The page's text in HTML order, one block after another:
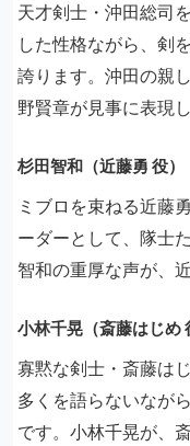
天才剣士・沖田総司
した性格ながら、剣
誇ります。沖田の親
野賢章が見事に表現
杉田智和（近藤勇 役）
ミブロを束ねる近藤
ーダーとして、隊士
智和の重厚な声が、
小林千晃（斎藤はじめ
寡黙な剣士・斎藤は
多くを語らないなが
です。小林千晃が、